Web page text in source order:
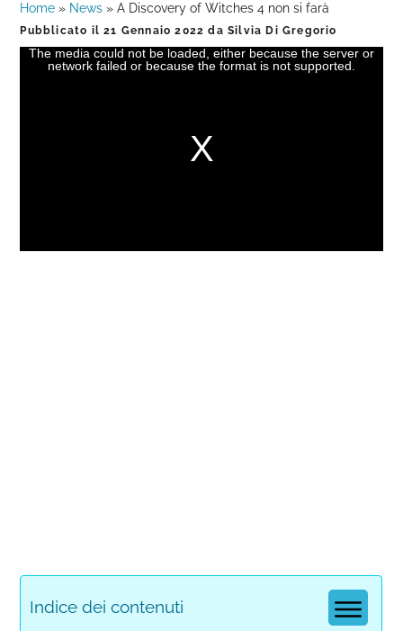
Home » News »A Discovery of Witches 4 non si farà
Pubblicato il21 Gennaio 2022 daSilvia Di Gregorio
The media could not be loaded, either because the server or
network failed or because the format is not supported.
Indice dei contenuti